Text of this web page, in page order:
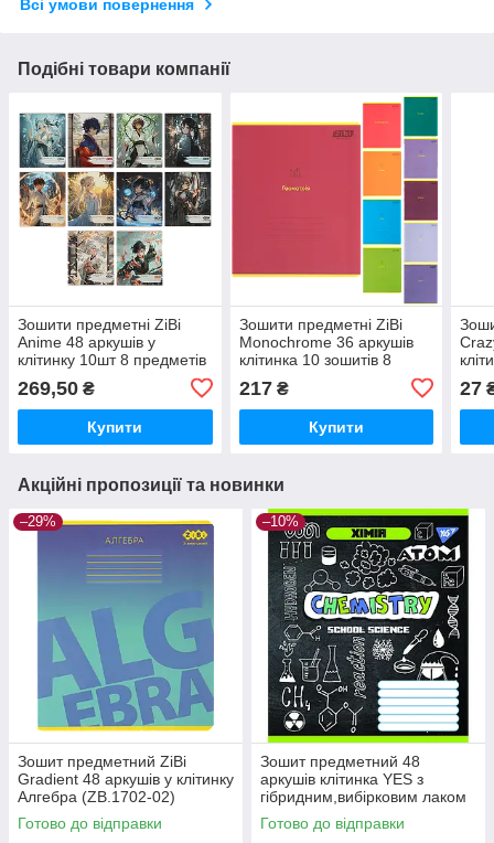
Всі умови повернення
Подібні товари компанії
Зошити предметні ZiBi
Anime 48 аркушів у
клітинку 10шт 8 предметів
269,50 ₴
Купити
Зошити предметні ZiBi
Monochrome 36 аркушів
клітинка 10 зошитів 8
217₴
Купити
27
Акційні пропозиції та новинки
–29%
Зошит предметний ZiBi
Gradient 48 аркушів у клітинку
Алгебра (ZB.1702-02)
Готово до відправки
–10%
Зошит предметний 48
аркушів клітинка YES з
гібридним,вибірковим лаком
ХІМІЯ (Doodle board)
Готово до відправки